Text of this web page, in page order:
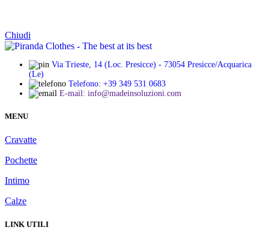
Chiudi
Via Trieste, 14 (Loc. Presicce) - 73054 Presicce/Acquarica
(Le)
Telefono: +39 349 531 0683
E-mail: info@madeinsoluzioni.com
MENU
Cravatte
Pochette
Intimo
Calze
LINK UTILI